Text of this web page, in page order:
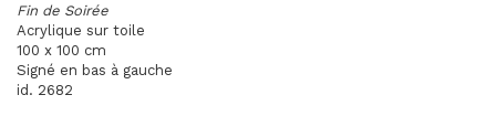
Fin de Soirée
Acrylique sur toile
100 x 100 cm
Signé en bas à gauche
id. 2682